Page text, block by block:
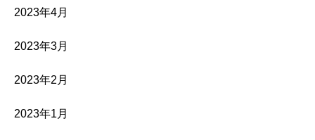
2023年4月
2023年3月
2023年2月
2023年1月